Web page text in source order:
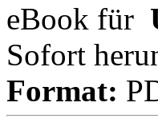
eBook für
Sofort
Format: